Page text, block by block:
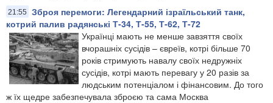
21:55
Зброя перемоги: Легендарний ізраїльський танк,
котрий палив радянські Т-34, Т-55, Т-62, Т-72
Українці мають не менше завзяття своїх
вчорашніх сусідів – євреїв, котрі більше 70
років стримують навалу своїх недружніх
сусідів, котрі мають перевагу у 20 разів за
людським потенціалом і фінансовим. До того
ж їх щедре забезпечувала зброєю та сама Москва